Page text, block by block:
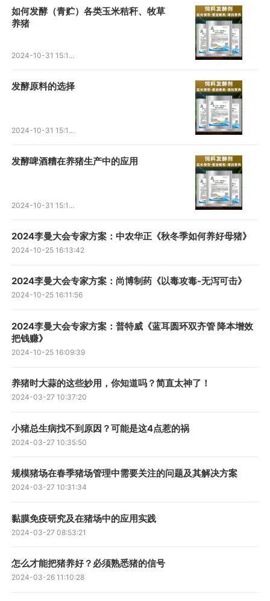
如何发酵（青贮）各类玉米秸秆、牧草
养猪
2024-10-31 15:17:53
发酵原料的选择
2024-10-31 15:15:41
发酵啤酒糟在养猪生产中的应用
2024-10-31 15:12:45
2024李曼大会专家方案：中农华正《秋冬季如何养好母猪》
2024-10-25 16:13:42
2024李曼大会专家方案：尚博制药《以毒攻毒-无泻可击》
2024-10-25 16:11:56
2024李曼大会专家方案：普特威《蓝耳圆环双齐管 降本增效
把钱赚》
2024-10-25 16:09:39
养猪时大蒜的这些妙用，你知道吗？简直太神了！
2024-03-27 10:37:20
小猪总生病找不到原因？可能是这4点惹的祸
2024-03-27 10:35:50
规模猪场在春季猪场管理中需要关注的问题及其解决方案
2024-03-27 10:31:34
黏膜免疫研究及在猪场中的应用实践
2024-03-27 08:53:21
怎么才能把猪养好？必须熟悉猪的信号
2024-03-26 11:10:28